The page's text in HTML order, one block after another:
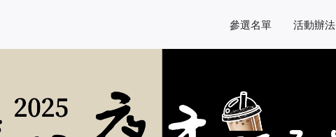
參選名單 活動辦法